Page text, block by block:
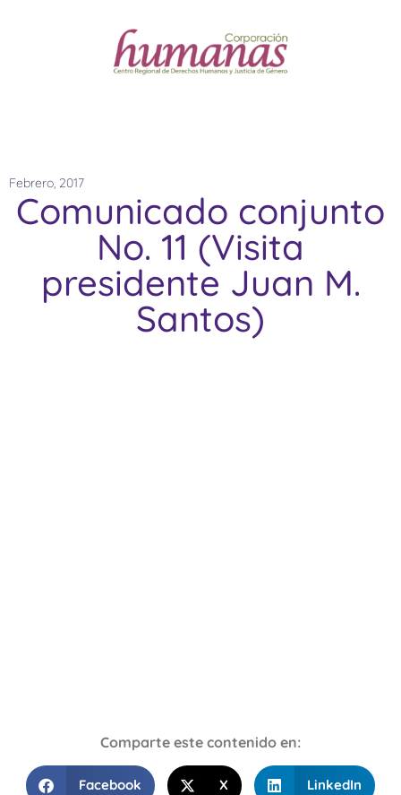
Febrero, 2017
Comunicado conjunto
No. 11 (Visita
presidente Juan M.
Santos)
Comparte este contenido en:
Facebook X LinkedIn